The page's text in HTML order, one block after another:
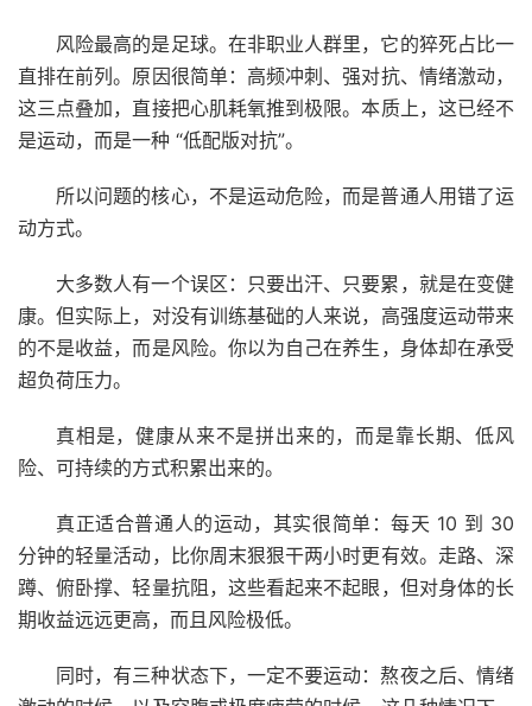
风险最高的是足球。在非职业人群里，它的猝死占比一
直排在前列。原因很简单：高频冲刺、强对抗、情绪激动，
这三点叠加，直接把心肌耗氧推到极限。本质上，这已经不
是运动，而是一种 “低配版对抗”。
所以问题的核心，不是运动危险，而是普通人用错了运
动方式。
大多数人有一个误区：只要出汗、只要累，就是在变健
康。但实际上，对没有训练基础的人来说，高强度运动带来
的不是收益，而是风险。你以为自己在养生，身体却在承受
超负荷压力。
真相是，健康从来不是拼出来的，而是靠长期、低风
险、可持续的方式积累出来的。
真正适合普通人的运动，其实很简单：每天 10 到 30
分钟的轻量活动，比你周末狠狠干两小时更有效。走路、深
蹲、俯卧撑、轻量抗阻，这些看起来不起眼，但对身体的长
期收益远远更高，而且风险极低。
同时，有三种状态下，一定不要运动：熬夜之后、情绪